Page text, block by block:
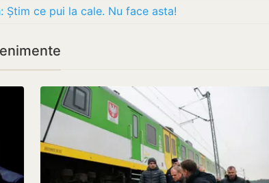
Știm ce pui la cale. Nu face asta!